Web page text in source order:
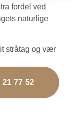
fordel ved
naturlige
stråtag og vær
21 77 52